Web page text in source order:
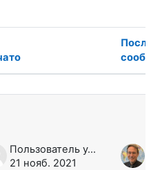
Пользователь удален
21 нояб. 2021